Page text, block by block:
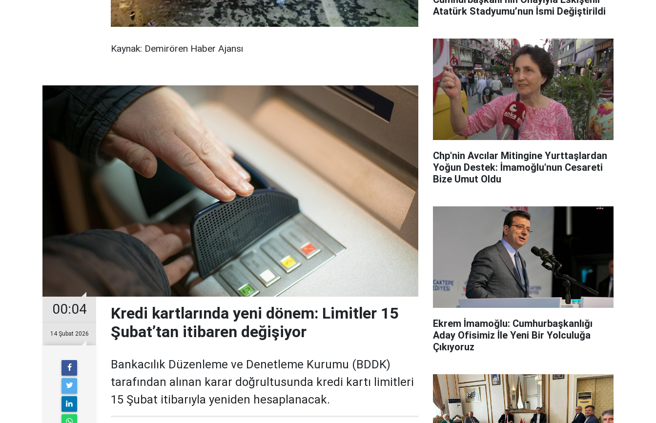
Kaynak: Demirören Haber Ajansı
00:04
14 Şubat 2026
Kredi kartlarında yeni dönem: Limitler 15
Şubat’tan itibaren değişiyor
Bankacılık Düzenleme ve Denetleme Kurumu (BDDK)
tarafından alınan karar doğrultusunda kredi kartı limitleri
15 Şubat itibarıyla yeniden hesaplanacak.
Atatürk Stadyumu’nun İsmi Değiştirildi
Chp'nin Avcılar Mitingine Yurttaşlardan
Yoğun Destek: İmamoğlu'nun Cesareti
Bize Umut Oldu
Ekrem İmamoğlu: Cumhurbaşkanlığı
Aday Ofisimiz İle Yeni Bir Yolculuğa
Çıkıyoruz